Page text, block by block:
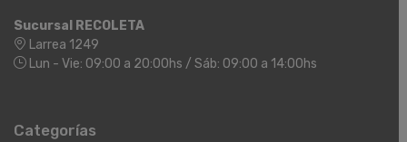
Sucursal RECOLETA
Larrea 1249
Lun - Vie: 09:00 a 20:00hs / Sáb: 09:00 a 14:00hs
Categorías